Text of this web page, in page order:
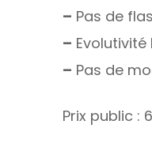
– Pas de
– Evolutivité
– Pas de
Prix public :